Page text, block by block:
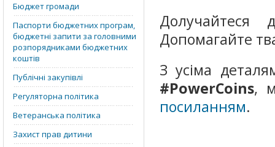
Бюджет громади
Паспорти бюджетних програм,
бюджетні запити за головними
розпорядниками бюджетних
коштів
Публічні закупівлі
Регуляторна політика
Ветеранська політика
Захист прав дитини
Долучайтеся
Допомагайте
З усіма
#PowerCoins,
посиланням.